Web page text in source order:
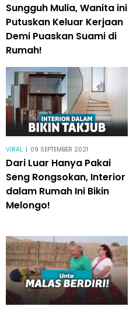
Sungguh Mulia, Wanita ini
Putuskan Keluar Kerjaan
Demi Puaskan Suami di
Rumah!
VIRAL | 09 SEPTEMBER 2021
Dari Luar Hanya Pakai
Seng Rongsokan, Interior
dalam Rumah Ini Bikin
Melongo!